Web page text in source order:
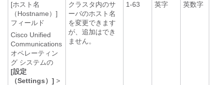
[ホスト名
（Hostname）]
フィールド
Cisco Unified
Communications
オペレーティン
グ システムの
[設定
（Settings）] >
クラスタ内のサ
ーバのホスト名
を変更できます
が、追加はでき
ません。
1-63 英字 英数字